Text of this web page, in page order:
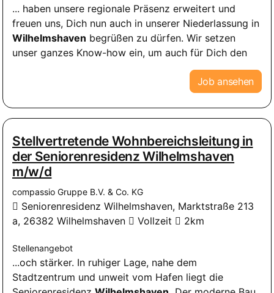
... haben unsere regionale Präsenz erweitert und
freuen uns, Dich nun auch in unserer Niederlassung in
Wilhelmshaven begrüßen zu dürfen. Wir setzen
unser ganzes Know-how ein, um auch für Dich den
Job ansehen
Stellvertretende Wohnbereichsleitung in
der Seniorenresidenz Wilhelmshaven
m/w/d
compassio Gruppe B.V. & Co. KG
Seniorenresidenz Wilhelmshaven, Marktstraße 213
a, 26382 Wilhelmshaven
Vollzeit 2km
Stellenangebot
...och stärker. In ruhiger Lage, nahe dem
Stadtzentrum und unweit vom Hafen liegt die